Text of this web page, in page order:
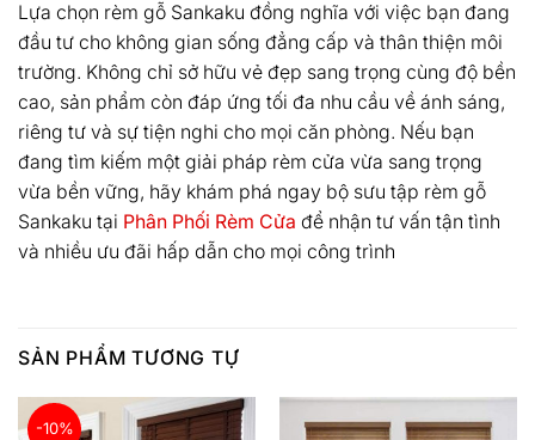
Lựa chọn rèm gỗ Sankaku đồng nghĩa với việc bạn đang
đầu tư cho không gian sống đẳng cấp và thân thiện môi
trường. Không chỉ sở hữu vẻ đẹp sang trọng cùng độ bền
cao, sản phẩm còn đáp ứng tối đa nhu cầu về ánh sáng,
riêng tư và sự tiện nghi cho mọi căn phòng. Nếu bạn
đang tìm kiếm một giải pháp rèm cửa vừa sang trọng
vừa bền vững, hãy khám phá ngay bộ sưu tập rèm gỗ
Sankaku tại Phân Phối Rèm Cửa để nhận tư vấn tận tình
và nhiều ưu đãi hấp dẫn cho mọi công trình
SẢN PHẨM TƯƠNG TỰ
-10%